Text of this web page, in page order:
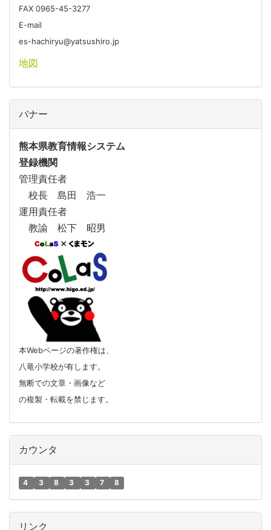
FAX 0965-45-3277
E-mail
es-hachiryu@yatsushiro.jp
地図
バナー
熊本県教育情報システム
登録機関
管理責任者
校長 島田 浩一
運用責任者
教諭 松下 昭男
本Webページの著作権は、
八竜小学校が有します。
無断での文章・画像など
の複製・転載を禁じます。
カウンタ
4 3 8 3 3 7 8
リンク